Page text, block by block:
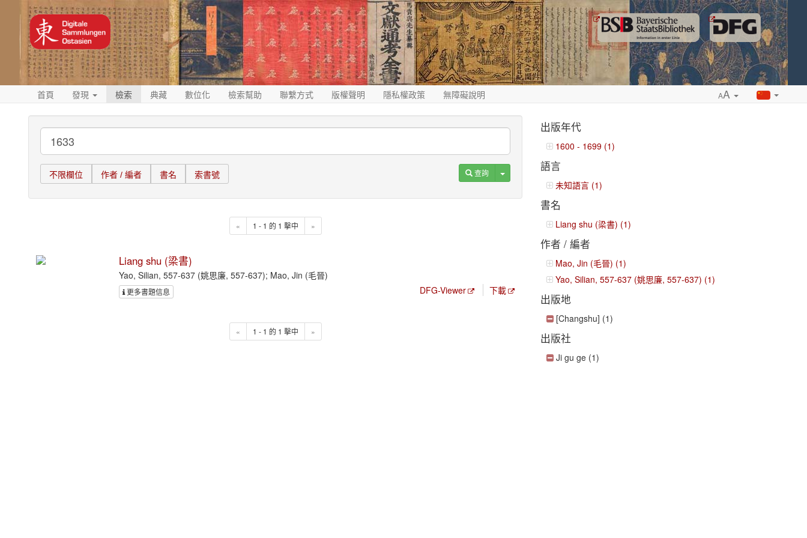
首頁 發現 檢索 典藏 數位化 檢索幫助 聯繫方式 版權聲明 隱私權政策 無障礙說明 AA
不限欄位 作者 / 編者 書名 索書號 查詢 Toggle Dropdown
« 1 - 1 的 1 擊中 »
Liang shu (梁書)
Yao, Silian, 557-637 (姚思廉, 557-637); Mao, Jin (毛晉)
更多書題信息 DFG-Viewer 下載
« 1 - 1 的 1 擊中 »
出版年代
1600 - 1699 (1)
語言
未知語言 (1)
書名
Liang shu (梁書) (1)
作者 / 編者
Mao, Jin (毛晉) (1)
Yao, Silian, 557-637 (姚思廉, 557-637) (1)
出版地
[Changshu] (1)
出版社
Ji gu ge (1)